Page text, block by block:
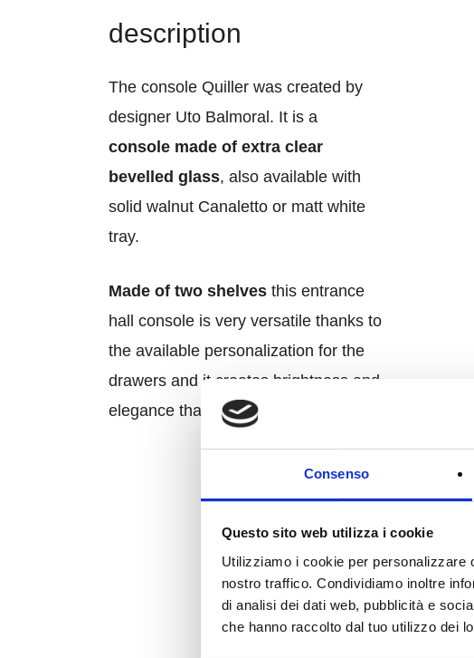
Consenso
Questo sito web utilizza i cookie
Utilizziamo i cookie per personalizzare
nostro traffico. Condividiamo inoltre
di analisi dei dati web, pubblicità e
che hanno raccolto dal tuo utilizzo dei
description
The console Quiller was created by
designer Uto Balmoral. It is a
console made of extra clear
bevelled glass, also available with
solid walnut Canaletto or matt white
tray.
Made of two shelves this entrance
hall console is very versatile thanks to
the available personalization for the
drawers and it creates brightness and
elegance thanks to the use of glass.